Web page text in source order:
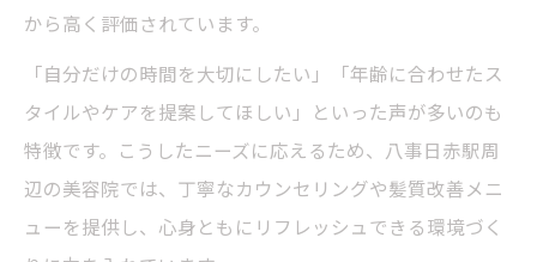
から高く評価されています。
「自分だけの時間を大切にしたい」「年齢に合わせたス
タイルやケアを提案してほしい」といった声が多いのも
特徴です。こうしたニーズに応えるため、八事日赤駅周
辺の美容院では、丁寧なカウンセリングや髪質改善メニ
ューを提供し、心身ともにリフレッシュできる環境づく